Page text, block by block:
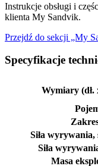
Instrukcje obsługi i
klienta My Sandvik.
Przejdź do sekcji „My
Specyfikacje
Wymiary (dł.
Siła wyrywania,
Siła
Masa